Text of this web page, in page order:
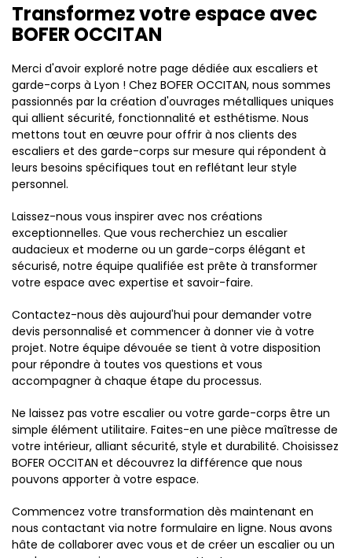
Transformez votre espace avec
BOFER OCCITAN
Merci d'avoir exploré notre page dédiée aux escaliers et
garde-corps à Lyon ! Chez BOFER OCCITAN, nous sommes
passionnés par la création d'ouvrages métalliques uniques
qui allient sécurité, fonctionnalité et esthétisme. Nous
mettons tout en œuvre pour offrir à nos clients des
escaliers et des garde-corps sur mesure qui répondent à
leurs besoins spécifiques tout en reflétant leur style
personnel.
Laissez-nous vous inspirer avec nos créations
exceptionnelles. Que vous recherchiez un escalier
audacieux et moderne ou un garde-corps élégant et
sécurisé, notre équipe qualifiée est prête à transformer
votre espace avec expertise et savoir-faire.
Contactez-nous dès aujourd'hui pour demander votre
devis personnalisé et commencer à donner vie à votre
projet. Notre équipe dévouée se tient à votre disposition
pour répondre à toutes vos questions et vous
accompagner à chaque étape du processus.
Ne laissez pas votre escalier ou votre garde-corps être un
simple élément utilitaire. Faites-en une pièce maîtresse de
votre intérieur, alliant sécurité, style et durabilité. Choisissez
BOFER OCCITAN et découvrez la différence que nous
pouvons apporter à votre espace.
Commencez votre transformation dès maintenant en
nous contactant via notre formulaire en ligne. Nous avons
hâte de collaborer avec vous et de créer un escalier ou un